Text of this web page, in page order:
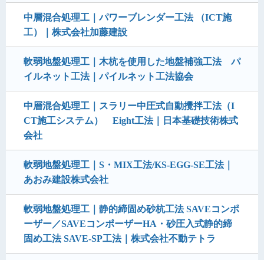
中層混合処理工｜パワーブレンダー工法 （ICT施
工）｜株式会社加藤建設
軟弱地盤処理工｜木杭を使用した地盤補強工法 パ
イルネット工法｜パイルネット工法協会
中層混合処理工｜スラリー中圧式自動攪拌工法（I
CT施工システム） Eight工法｜日本基礎技術株式
会社
軟弱地盤処理工｜S・MIX工法/KS-EGG-SE工法｜
あおみ建設株式会社
軟弱地盤処理工｜静的締固め砂杭工法 SAVEコンポ
ーザー／SAVEコンポーザーHA・砂圧入式静的締
固め工法 SAVE-SP工法｜株式会社不動テトラ